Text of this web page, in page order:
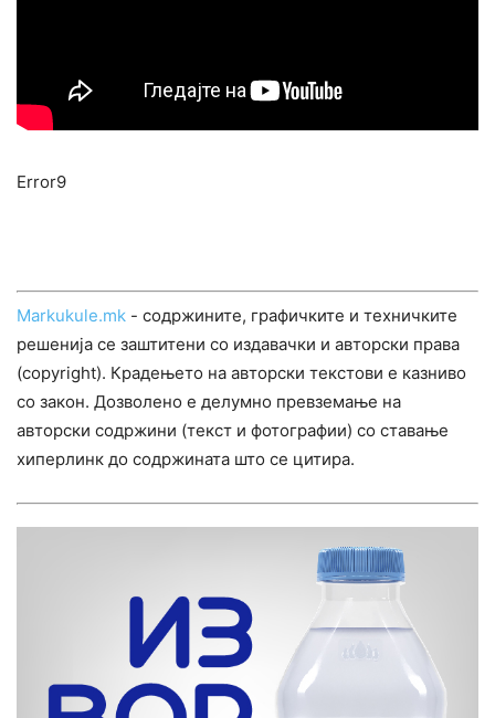
Error9
Markukule.mk - содржините, графичките и техничките
решенија се заштитени со издавачки и авторски права
(copyright). Крадењето на авторски текстови е казниво
со закон. Дозволено е делумно превземање на
авторски содржини (текст и фотографии) со ставање
хиперлинк до содржината што се цитира.